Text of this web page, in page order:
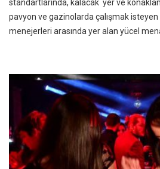
standartlarında, kalacak yer ve
pavyon ve gazinolarda çalışmak
menejerleri arasında yer alan yücel